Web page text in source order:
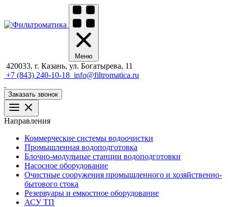
Меню
420033, г. Казань, ул. Богатырева, 11
+7 (843) 240-10-18 info@filtromatica.ru
Заказать звонок
Направления
Коммерческие системы водоочистки
Промышленная водоподготовка
Блочно-модульные станции водоподготовки
Насосное оборудование
Очистные сооружения промышленного и хозяйственно-
бытового стока
Резервуары и емкостное оборудование
АСУ ТП